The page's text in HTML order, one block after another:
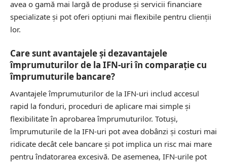
avea o gamă mai largă de produse și servicii financiare
specializate și pot oferi opțiuni mai flexibile pentru clienții
lor.
Care sunt avantajele și dezavantajele
împrumuturilor de la IFN-uri în comparație cu
împrumuturile bancare?
Avantajele împrumuturilor de la IFN-uri includ accesul
rapid la fonduri, proceduri de aplicare mai simple și
flexibilitate în aprobarea împrumuturilor. Totuși,
împrumuturile de la IFN-uri pot avea dobânzi și costuri mai
ridicate decât cele bancare și pot implica un risc mai mare
pentru îndatorarea excesivă. De asemenea, IFN-urile pot